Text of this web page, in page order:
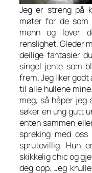
Jeg er streng på
møter for de som
menn og lover
renslighet. Gleder
deilige fantasier
singel jente som
frem. Jeg liker godt
til alle hullene
meg, så håper
søker en ung gutt
enten sammen
spreking med
sprutevillig. Hun
skikkelig chic og
deg opp. Jeg